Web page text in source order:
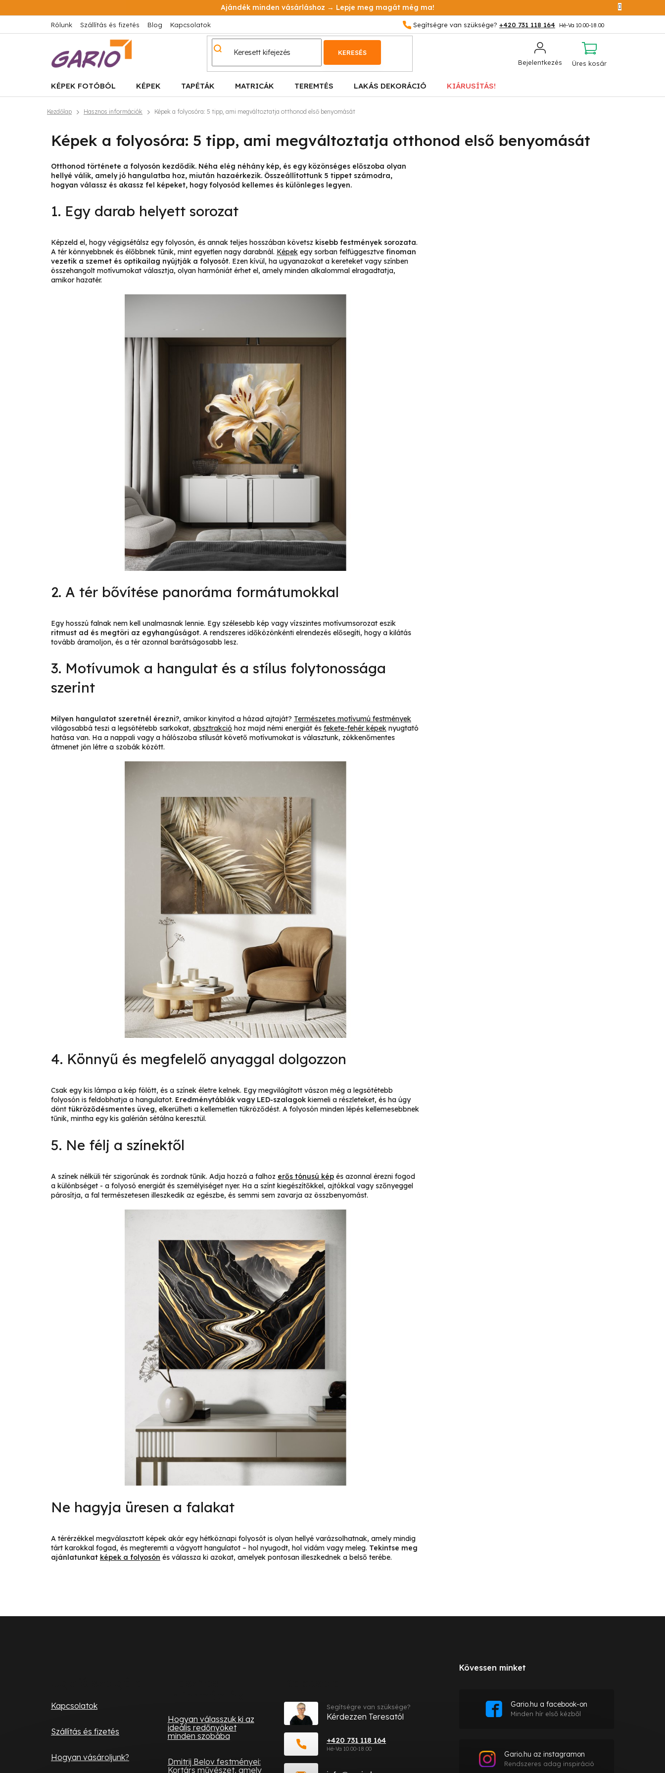
a
tartalomhoz
Ajándék minden vásárláshoz → Lepje meg magát még ma!
+420 731 118 164
Rólunk Szállítás és fizetés Blog Kapcsolatok
Bejelentkezés
KERESÉS
KOSÁR
Üres kosár
KÉPEK FOTÓBÓL KÉPEK TAPÉTÁK MATRICÁK TEREMTÉS LAKÁS DEKORÁCIÓ KIÁRUSÍTÁS!
Kezdőlap Hasznos információk Képek a folyosóra: 5 tipp, ami megváltoztatja otthonod első benyomását
Képek a folyosóra: 5 tipp, ami megváltoztatja otthonod első benyomását
Otthonod története a folyosón kezdődik. Néha elég néhány kép, és egy közönséges előszoba olyan
hellyé válik, amely jó hangulatba hoz, miután hazaérkezik. Összeállítottunk 5 tippet számodra,
hogyan válassz és akassz fel képeket, hogy folyosód kellemes és különleges legyen.
1. Egy darab helyett sorozat
Képzeld el, hogy végigsétálsz egy folyosón, és annak teljes hosszában követsz kisebb festmények sorozata.
A tér könnyebbnek és élőbbnek tűnik, mint egyetlen nagy darabnál. Képek egy sorban felfüggesztve finoman
vezetik a szemet és optikailag nyújtják a folyosót. Ezen kívül, ha ugyanazokat a kereteket vagy színben
összehangolt motívumokat választja, olyan harmóniát érhet el, amely minden alkalommal elragadtatja,
amikor hazatér.
2. A tér bővítése panoráma formátumokkal
Egy hosszú falnak nem kell unalmasnak lennie. Egy szélesebb kép vagy vízszintes motívumsorozat eszik
ritmust ad és megtöri az egyhangúságot. A rendszeres időközönkénti elrendezés elősegíti, hogy a kilátás
tovább áramoljon, és a tér azonnal barátságosabb lesz.
3. Motívumok a hangulat és a stílus folytonossága
szerint
Milyen hangulatot szeretnél érezni?, amikor kinyitod a házad ajtaját? Természetes motívumú festmények
világosabbá teszi a legsötétebb sarkokat, absztrakció hoz majd némi energiát és fekete-fehér képek nyugtató
hatása van. Ha a nappali vagy a hálószoba stílusát követő motívumokat is választunk, zökkenőmentes
átmenet jön létre a szobák között.
4. Könnyű és megfelelő anyaggal dolgozzon
Csak egy kis lámpa a kép fölött, és a színek életre kelnek. Egy megvilágított vászon még a legsötétebb
folyosón is feldobhatja a hangulatot. Eredménytáblák vagy LED-szalagok kiemeli a részleteket, és ha úgy
dönt tükröződésmentes üveg, elkerülheti a kellemetlen tükröződést. A folyosón minden lépés kellemesebbnek
tűnik, mintha egy kis galérián sétálna keresztül.
5. Ne félj a színektől
A színek nélküli tér szigorúnak és zordnak tűnik. Adja hozzá a falhoz erős tónusú kép és azonnal érezni fogod
a különbséget - a folyosó energiát és személyiséget nyer. Ha a színt kiegészítőkkel, ajtókkal vagy szőnyeggel
párosítja, a fal természetesen illeszkedik az egészbe, és semmi sem zavarja az összbenyomást.
Ne hagyja üresen a falakat
A térérzékkel megválasztott képek akár egy hétköznapi folyosót is olyan hellyé varázsolhatnak, amely mindig
tárt karokkal fogad, és megteremti a vágyott hangulatot – hol nyugodt, hol vidám vagy meleg. Tekintse meg
ajánlatunkat képek a folyosón és válassza ki azokat, amelyek pontosan illeszkednek a belső terébe.
Kapcsolatok
Szállítás és fizetés
Hogyan vásároljunk?
Hogyan válasszuk ki az
ideális redőnyöket
minden szobába
Dmitrij Belov festményei:
Kortárs művészet, amely
+420 731 118 164
Segítségre van szüksége?
Kérdezzen Teresatól
Kövessen minket
Gario.hu a facebook-on
Minden hír első kézből
Gario.hu az instagramon
Rendszeres adag inspiráció